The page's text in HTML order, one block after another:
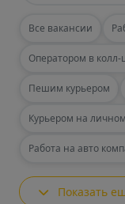
Все вакансии
Оператором в колл-
Пешим курьером
Курьером на
Работа на авто
Показать